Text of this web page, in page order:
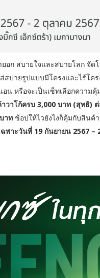
อก สบายใจและสบายโลก จั
สบายรูปแบบมีโครงและไร้โค
น หรือจะเป็นเซ็ทเลือกความ
วาโก้ครบ 3,000 บาท (สุทธิ
าท ช้อปให้ไวยังไงก็คุ้มกับสินค้
ฉพาะวันที่ 19 กันยายน 2567 –